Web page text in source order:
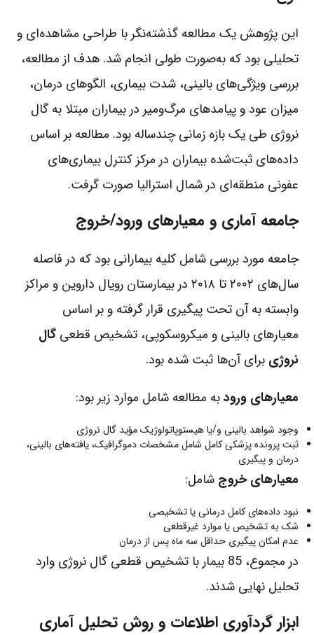
این پژوهش یک مطالعه گذشته‌نگر با طراحی مشاهده‌ای و
تحلیلی بود که به‌صورت طولی انجام شد. هدف از مطالعه،
بررسی ویژگی‌های بالینی، شدت بیماری، الگوهای درمان،
میزان عود و پیامدهای مرگ‌ومیر در بیماران مبتلا به گال
نروژی طی یک بازه زمانی چندساله بود. مطالعه بر اساس
داده‌های ثبت‌شده بیماران در مرکز کنترل بیماری‌های
عفونی منطقه‌ای در شمال استرالیا صورت گرفت.
جامعه آماری و معیارهای ورود/خروج
جامعه مورد بررسی شامل کلیه بیمارانی بود که در فاصله
سال‌های ۲۰۰۲ تا ۲۰۱۸ در بیمارستان رویال داروین و مراکز
وابسته به آن تحت پیگیری قرار گرفته و بر اساس
معیارهای بالینی و میکروسکوپی، تشخیص قطعیگال
نروژی برای آن‌ها ثبت شده بود.
معیارهای ورودبه مطالعه شامل موارد زیر بود:
وجود شواهد بالینی و/یا هیستوپاتولوژیک مؤید گال نروژی
ثبت پرونده پزشکی کامل شامل مشخصات دموگرافیک، یافته‌های بالینی،
درمان و پیگیری
معیارهای خروج شامل:
نبود داده‌های کامل درمانی یا تشخیصی
شک به تشخیص یا موارد غیرقطعی
عدم امکان پیگیری حداقل سه ماه پس از درمان
در مجموع، 85 بیمار با تشخیص قطعی گال نروژی وارد
تحلیل نهایی شدند.
ابزار گردآوری اطلاعات و روش تحلیل آماری